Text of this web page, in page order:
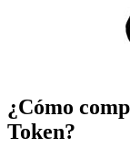
¿Cómo
Token?